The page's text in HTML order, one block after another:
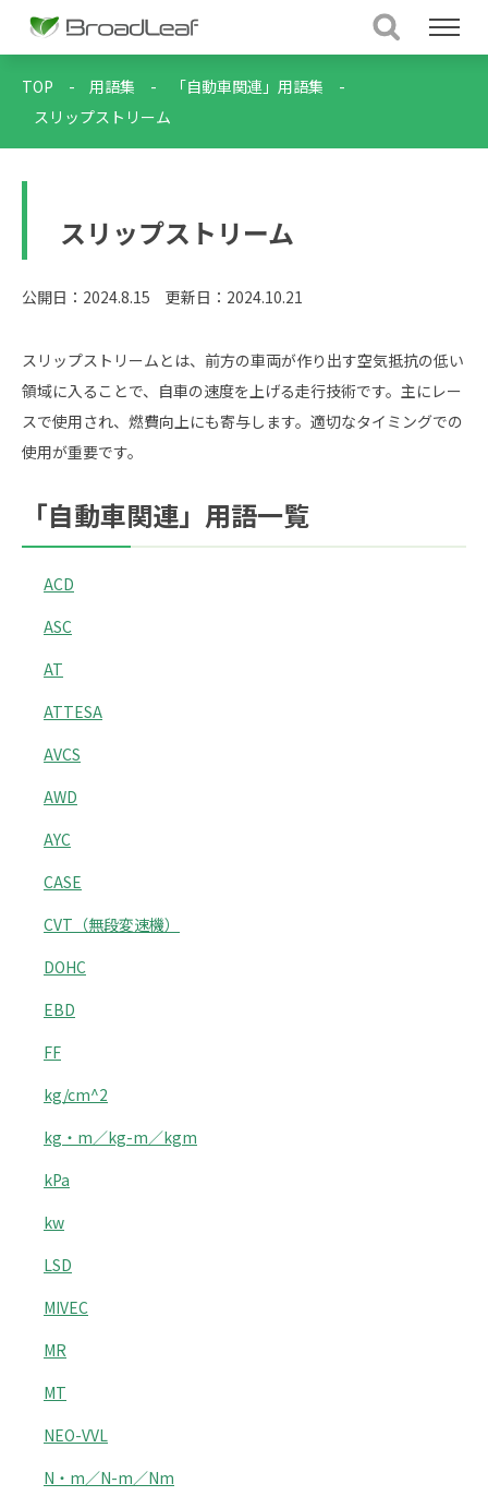
TOP - 用語集 - 「自動車関連」用語集
-
スリップストリーム
スリップストリーム
公開日：2024.8.15 更新日：2024.10.21
スリップストリームとは、前方の車両が作り出す空気抵抗の低い
領域に入ることで、自車の速度を上げる走行技術です。主にレー
スで使用され、燃費向上にも寄与します。適切なタイミングでの
使用が重要です。
「自動車関連」用語一覧
ACD
ASC
AT
ATTESA
AVCS
AWD
AYC
CASE
CVT（無段変速機）
DOHC
EBD
FF
kg/cm^2
kg・m／kg-m／kgm
kPa
kw
LSD
MIVEC
MR
MT
NEO-VVL
N・m／N-m／Nm